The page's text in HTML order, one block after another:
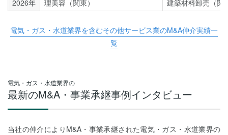
2026年 理美容（関東） 建築材料卸売（関
電気・ガス・水道業界を含むその他サービス業のM&A仲介実績一
覧
電気・ガス・水道業界の
最新のM&A・事業承継事例インタビュー
当社の仲介によりM&A・事業承継された電気・ガス・水道業界の